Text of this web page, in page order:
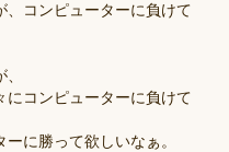
、コンピューターに負けて
にコンピューターに負けて
に勝って欲しいなぁ。